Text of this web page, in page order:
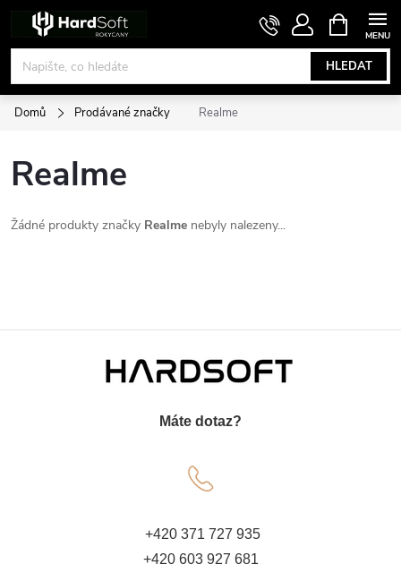
obsah
HLEDAT
NÁKUPNÍ
KOŠÍK
Domů Prodávané značky Realme
Realme
Žádné produkty značky Realme nebyly nalezeny...
Máte dotaz?
+420 371 727 935
+420 603 927 681